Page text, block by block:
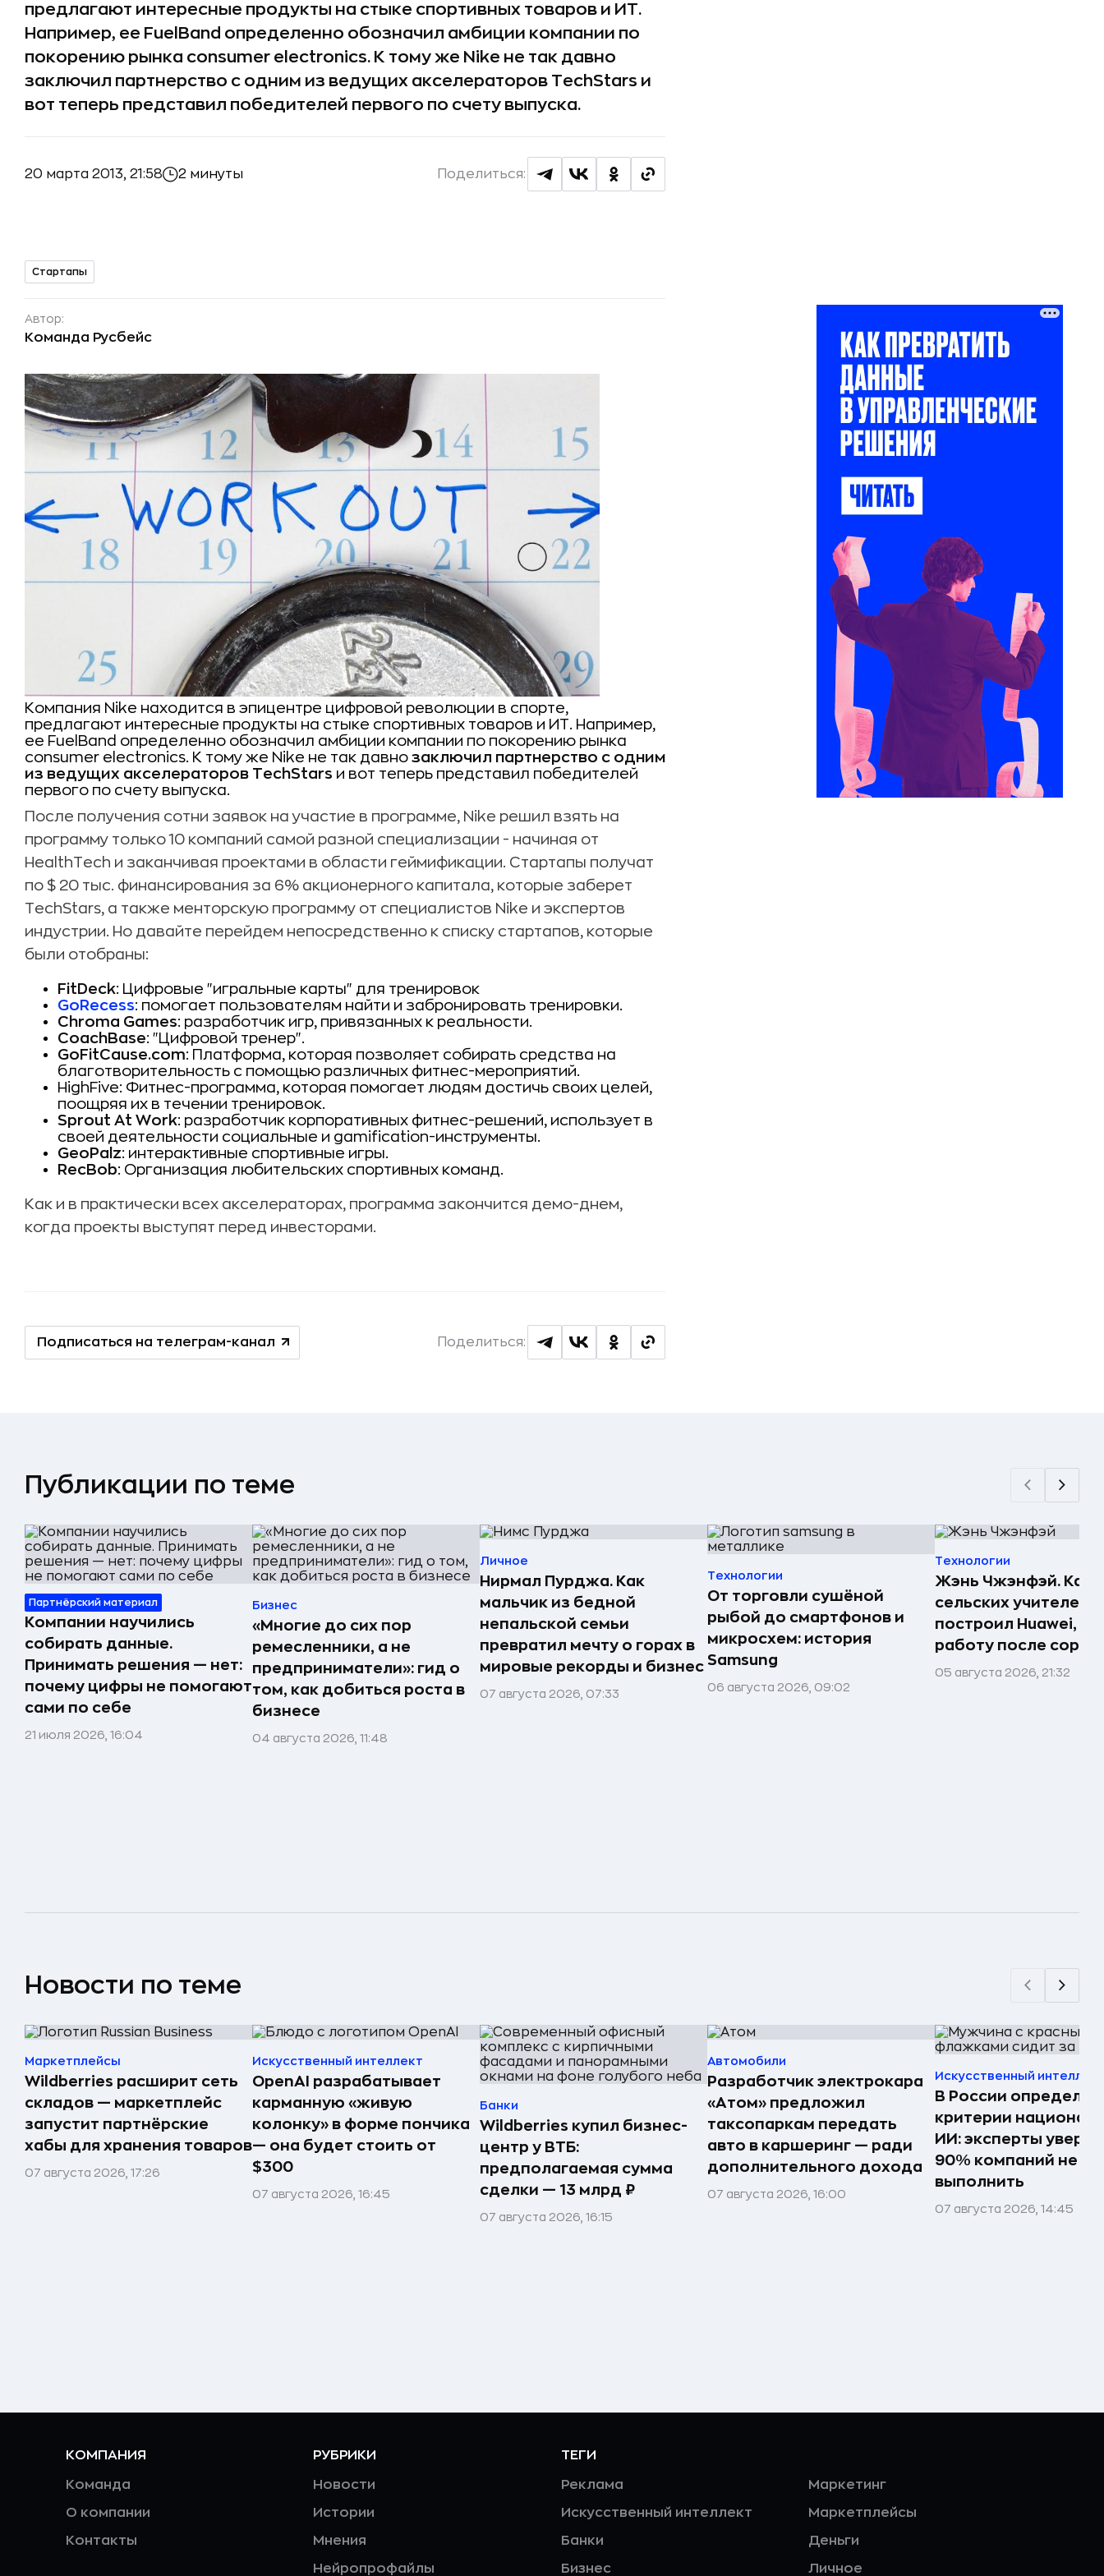
предлагают интересные продукты на стыке спортивных товаров и ИТ.
Например, ее FuelBand определенно обозначил амбиции компании по
покорению рынка consumer electronics. К тому же Nike не так давно
заключил партнерство с одним из ведущих акселераторов TechStars и
вот теперь представил победителей первого по счету выпуска.
20 марта 2013, 21:58 2 минуты Поделиться:
Стартапы
Автор:
Команда Русбейс
Компания Nike находится в эпицентре цифровой революции в спорте,
предлагают интересные продукты на стыке спортивных товаров и ИТ. Например,
ее FuelBand определенно обозначил амбиции компании по покорению рынка
consumer electronics. К тому же Nike не так давно заключил партнерство с одним
из ведущих акселераторов TechStars и вот теперь представил победителей
первого по счету выпуска.
После получения сотни заявок на участие в программе, Nike решил взять на
программу только 10 компаний самой разной специализации - начиная от
HealthTech и заканчивая проектами в области геймификации. Стартапы получат
по $ 20 тыс. финансирования за 6% акционерного капитала, которые заберет
TechStars, а также менторскую программу от специалистов Nike и экспертов
индустрии. Но давайте перейдем непосредственно к списку стартапов, которые
были отобраны:
FitDeck: Цифровые "игральные карты" для тренировок
GoRecess: помогает пользователям найти и забронировать тренировки.
Chroma Games: разработчик игр, привязанных к реальности.
CoachBase: "Цифровой тренер".
GoFitCause.com: Платформа, которая позволяет собирать средства на
благотворительность с помощью различных фитнес-мероприятий.
HighFive: Фитнес-программа, которая помогает людям достичь своих целей,
поощряя их в течении тренировок.
Sprout At Work: разработчик корпоративных фитнес-решений, использует в
своей деятельности социальные и gamification-инструменты.
GeoPalz: интерактивные спортивные игры.
RecBob: Организация любительских спортивных команд.
Как и в практически всех акселераторах, программа закончится демо-днем,
когда проекты выступят перед инвесторами.
Подписаться на телеграм-канал Поделиться:
Публикации по теме
Партнёрский материал
Компании научились
собирать данные.
Принимать решения — нет:
почему цифры не помогают
сами по себе
21 июля 2026, 16:04
Бизнес
«Многие до сих пор
ремесленники, а не
предприниматели»: гид о
том, как добиться роста в
бизнесе
04 августа 2026, 11:48
Личное
Нирмал Пурджа. Как
мальчик из бедной
непальской семьи
превратил мечту о горах в
мировые рекорды и бизнес
07 августа 2026, 07:33
Технологии
От торговли сушёной
рыбой до смартфонов и
микросхем: история
Samsung
06 августа 2026, 09:02
Технологии
Жэнь Чжэнфэй. Как
сельских учителей
построил Huawei,
работу после
05 августа 2026, 21:32
Новости по теме
Маркетплейсы
Wildberries расширит сеть
складов — маркетплейс
запустит партнёрские
хабы для хранения товаров
07 августа 2026, 17:26
Искусственный интеллект
OpenAI разрабатывает
карманную «живую
колонку» в форме пончика
— она будет стоить от
$300
07 августа 2026, 16:45
Банки
Wildberries купил бизнес-
центр у ВТБ:
предполагаемая сумма
сделки — 13 млрд ₽
07 августа 2026, 16:15
Автомобили
Разработчик электрокара
«Атом» предложил
таксопаркам передать
авто в каршеринг — ради
дополнительного дохода
07 августа 2026, 16:00
Искусственный
В России
критерии
ИИ: эксперты
90% компаний не
выполнить
07 августа 2026, 14:45
КОМПАНИЯ
Команда
О компании
Контакты
РУБРИКИ
Новости
Истории
Мнения
Нейропрофайлы
ТЕГИ
Реклама
Искусственный интеллект
Банки
Бизнес
Маркетинг
Маркетплейсы
Деньги
Личное